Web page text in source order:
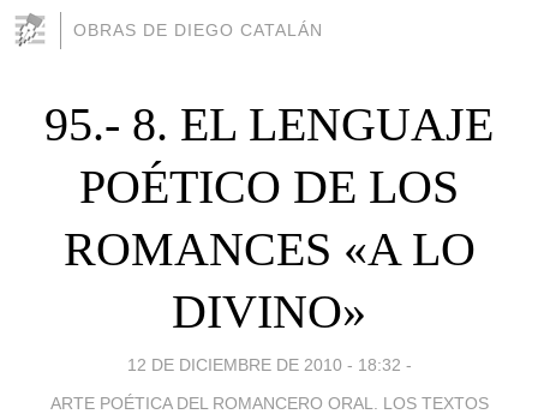
OBRAS DE DIEGO CATALÁN
95.- 8. EL LENGUAJE
POÉTICO DE LOS
ROMANCES «A LO
DIVINO»
12 DE DICIEMBRE DE 2010 - 18:32 -
ARTE POÉTICA DEL ROMANCERO ORAL. LOS TEXTOS